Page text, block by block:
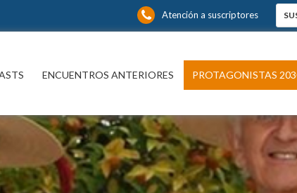
Atención a suscriptores
ENCUENTROS ANTERIORES PROTAGONISTAS